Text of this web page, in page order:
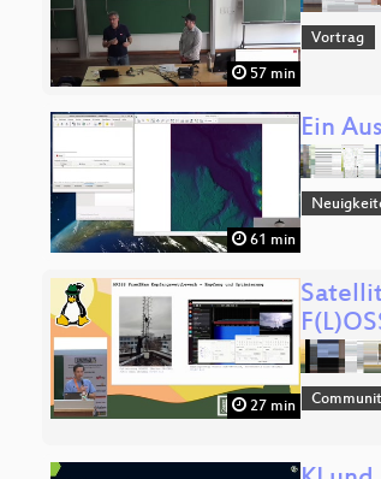
57 min
Vortrag
61 min
Ein
27 min